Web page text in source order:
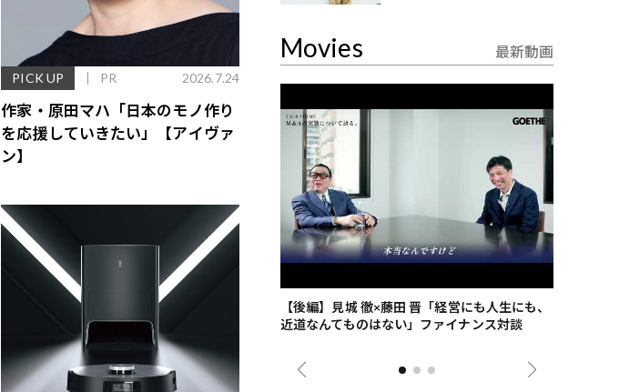
PICK UP PR 2026.7.24
作家・原田マハ「日本のモノ作り
を応援していきたい」【アイヴァ
ン】
Movies 最新動画
歌舞伎俳優・尾上右近が休息を過ごした、海最
前列ホテル「UMITO 熱海 別邸」
【後編】見城 徹×藤田 晋「経営にも人生にも、
近道なんてものはない」ファイナンス対談